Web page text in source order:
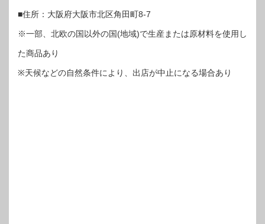
■住所：大阪府大阪市北区角田町8-7
※一部、北欧の国以外の国(地域)で生産または原材料を使用し
た商品あり
※天候などの自然条件により、出店が中止になる場合あり